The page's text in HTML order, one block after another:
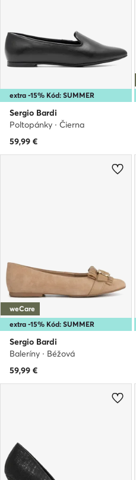
extra -15% Kód: SUMMER
Sergio Bardi
Poltopánky · Čierna
59,99 €
extra -15% Kód: SUMMER
weCare
Sergio Bardi
Baleríny · Béžová
59,99 €